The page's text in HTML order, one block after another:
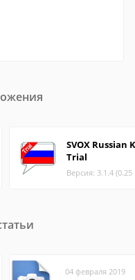
SVOX Russian
Trial
Версия: 3.1.4
04 февраля 2019